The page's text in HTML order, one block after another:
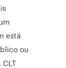
está
ou